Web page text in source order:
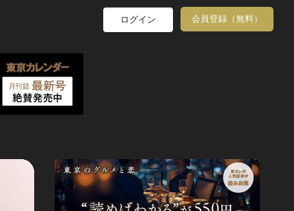
ログイン 会員登録（無料）